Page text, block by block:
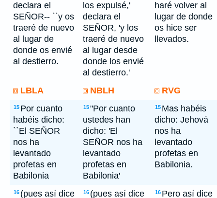
declara el
SEÑOR-- ``y os
traeré de nuevo
al lugar de
donde os envié
al destierro.
los expulsé,'
declara el
SEÑOR, 'y los
traeré de nuevo
al lugar desde
donde los envié
al destierro.'
haré volver al
lugar de donde
os hice ser
llevados.
LBLA NBLH RVG
15 Por cuanto
habéis dicho:
``El SEÑOR
nos ha
levantado
profetas en
Babilonia
15"Por cuanto
ustedes han
dicho: 'El
SEÑOR nos ha
levantado
profetas en
Babilonia'
15 Mas habéis
dicho: Jehová
nos ha
levantado
profetas en
Babilonia.
16 (pues así dice
16 (pues así dice
16 Pero así dice